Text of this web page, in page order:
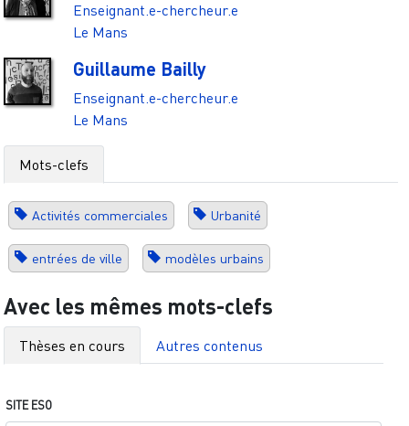
Enseignant.e-chercheur.e
Le Mans
Guillaume Bailly
Enseignant.e-chercheur.e
Le Mans
Mots-clefs
Activités commerciales Urbanité
entrées de ville modèles urbains
Avec les mêmes mots-clefs
Thèses en cours Autres contenus
SITE ESO